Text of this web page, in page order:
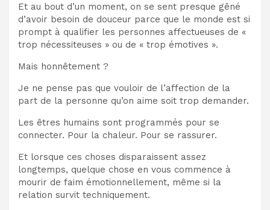
Et au bout d’un moment, on se sent presque gêné
d’avoir besoin de douceur parce que le monde est si
prompt à qualifier les personnes affectueuses de «
trop nécessiteuses » ou de « trop émotives ».
Mais honnêtement ?
Je ne pense pas que vouloir de l’affection de la
part de la personne qu’on aime soit trop demander.
Les êtres humains sont programmés pour se
connecter. Pour la chaleur. Pour se rassurer.
Et lorsque ces choses disparaissent assez
longtemps, quelque chose en vous commence à
mourir de faim émotionnellement, même si la
relation survit techniquement.